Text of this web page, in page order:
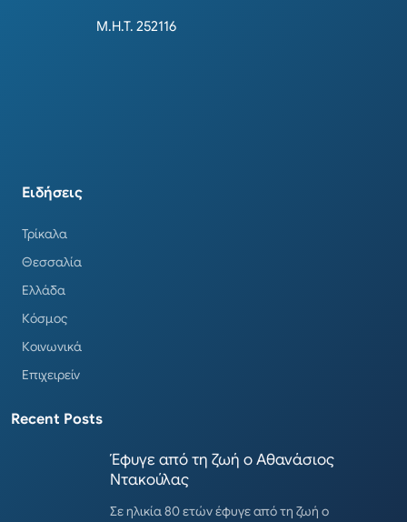
Μ.Η.Τ. 252116
Ειδήσεις
Τρίκαλα
Θεσσαλία
Ελλάδα
Κόσμος
Κοινωνικά
Επιχειρείν
Recent Posts
Έφυγε από τη ζωή ο Αθανάσιος
Ντακούλας
Σε ηλικία 80 ετών έφυγε από τη ζωή ο